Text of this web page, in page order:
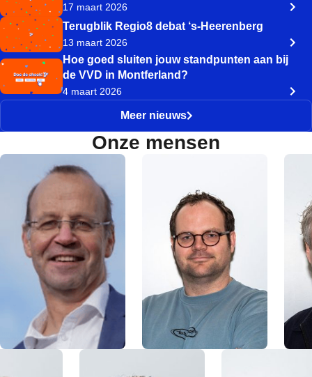
17 maart 2026
Terugblik Regio8 debat ‘s-Heerenberg
13 maart 2026
Hoe goed sluiten jouw standpunten aan bij
de VVD in Montferland?
4 maart 2026
Meer nieuws
Onze mensen